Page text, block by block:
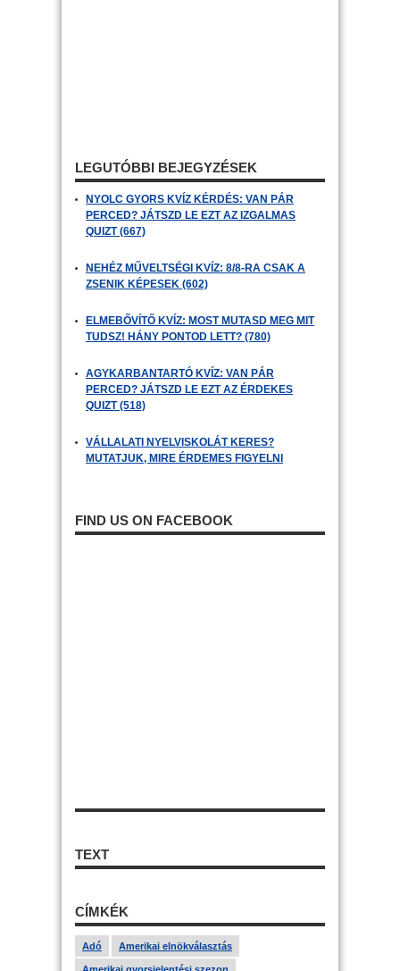
LEGUTÓBBI BEJEGYZÉSEK
NYOLC GYORS KVÍZ KÉRDÉS: VAN PÁR
PERCED? JÁTSZD LE EZT AZ IZGALMAS
QUIZT (667)
NEHÉZ MŰVELTSÉGI KVÍZ: 8/8-RA CSAK A
ZSENIK KÉPESEK (602)
ELMEBŐVÍTŐ KVÍZ: MOST MUTASD MEG MIT
TUDSZ! HÁNY PONTOD LETT? (780)
AGYKARBANTARTÓ KVÍZ: VAN PÁR
PERCED? JÁTSZD LE EZT AZ ÉRDEKES
QUIZT (518)
VÁLLALATI NYELVISKOLÁT KERES?
MUTATJUK, MIRE ÉRDEMES FIGYELNI
FIND US ON FACEBOOK
TEXT
CÍMKÉK
Adó Amerikai elnökválasztás